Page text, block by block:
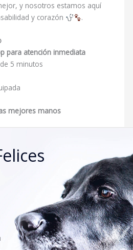
y nosotros estamos aquí
y corazón
.
para atención inmediata
5 minutos
mejores manos